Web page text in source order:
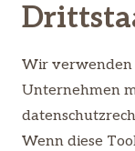
Wir verwenden
Unternehmen
Wenn diese